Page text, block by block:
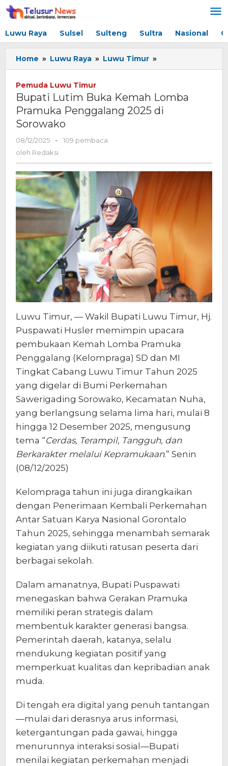
Lewati
ke
Luwu Raya Sulsel Sulteng Sultra Nasional
Home » Luwu Raya » Luwu Timur »
Lutim
Lomba
Pramuka
Pemuda Luwu Timur
Bupati Lutim Buka Kemah Lomba
Pramuka Penggalang 2025 di
Sorowako
08/12/2025
oleh
Redaksi
-
109 pembaca
oleh Redaksi
Luwu Timur, — Wakil Bupati Luwu Timur, Hj.
Puspawati Husler memimpin upacara
pembukaan Kemah Lomba Pramuka
Penggalang (Kelompraga) SD dan MI
Tingkat Cabang Luwu Timur Tahun 2025
yang digelar di Bumi Perkemahan
Sawerigading Sorowako, Kecamatan Nuha,
yang berlangsung selama lima hari, mulai 8
hingga 12 Desember 2025, mengusung
tema “Cerdas, Terampil, Tangguh, dan
Berkarakter melalui Kepramukaan.” Senin
(08/12/2025)
Kelompraga tahun ini juga dirangkaikan
dengan Penerimaan Kembali Perkemahan
Antar Satuan Karya Nasional Gorontalo
Tahun 2025, sehingga menambah semarak
kegiatan yang diikuti ratusan peserta dari
berbagai sekolah.
Dalam amanatnya, Bupati Puspawati
menegaskan bahwa Gerakan Pramuka
memiliki peran strategis dalam
membentuk karakter generasi bangsa.
Pemerintah daerah, katanya, selalu
mendukung kegiatan positif yang
memperkuat kualitas dan kepribadian anak
muda.
Di tengah era digital yang penuh tantangan
—mulai dari derasnya arus informasi,
ketergantungan pada gawai, hingga
menurunnya interaksi sosial—Bupati
menilai kegiatan perkemahan menjadi